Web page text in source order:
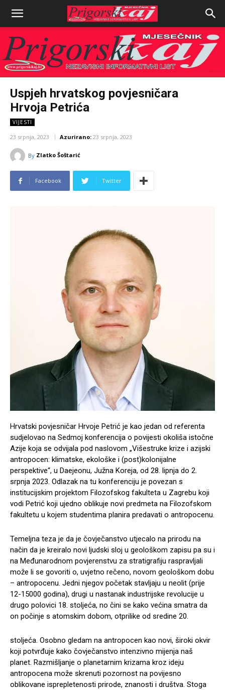
Uspjeh hrvatskog povjesničara
Hrvoja Petrića
VIJESTI
23 srpnja, 2023 Azurirano: 23 srpnja, 2023
By Zlatko Šoštarić
Facebook Twitter
Hrvatski povjesničar Hrvoje Petrić je kao jedan od referenta
sudjelovao na Sedmoj konferencija o povijesti okoliša istočne
Azije koja se odvijala pod naslovom „Višestruke krize i azijski
antropocen: klimatske, ekološke i (post)kolonijalne
perspektive“, u Daejeonu, Južna Koreja, od 28. lipnja do 2.
srpnja 2023. Odlazak na tu konferenciju je povezan s
institucijskim projektom Filozofskog fakulteta u Zagrebu koji
vodi Petrić koji ujedno oblikuje novi predmeta na Filozofskom
fakultetu u kojem studentima planira predavati o antropocenu.
Temeljna teza je da je čovječanstvo utjecalo na prirodu na
način da je kreiralo novi ljudski sloj u geološkom zapisu pa su i
na Međunarodnom povjerenstvu za stratigrafiju raspravljali
može li se govoriti o, uvjetno rečeno, novom geološkom dobu
– antropocenu. Jedni njegov početak stavljaju u neolit (prije
12-15000 godina), drugi u nastanak industrijske revolucije u
drugo polovici 18. stoljeća, no čini se kako većina smatra da
on počinje s atomskim dobom, otprilike od sredine 20.
stoljeća. Osobno gledam na antropocen kao novi, široki okvir
koji potvrđuje kako čovječanstvo intenzivno mijenja naš
planet. Razmišljanje o planetarnim krizama kroz ideju
antropocena može skrenuti pozornost na povijesno
oblikovane isprepletenosti prirode, znanosti i društva. Stoga